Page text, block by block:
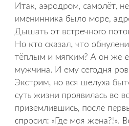
Итак, аэродром, самолёт,
именинника было море,
Дышать от встречного
Но кто сказал, что
тёплым и мягким? А он же
мужчина. И ему сегодня
Экстрим, но вся шелуха
суть жизни проявилась во
приземлившись, после
спросил: «Где моя жена?!».